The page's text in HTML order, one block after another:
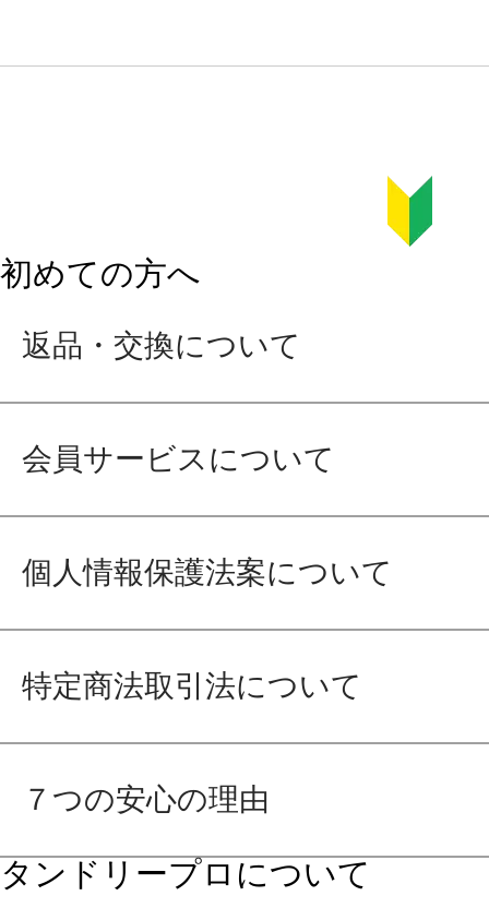
初めての方へ
返品・交換について
会員サービスについて
個人情報保護法案について
特定商法取引法について
７つの安心の理由
タンドリープロについて